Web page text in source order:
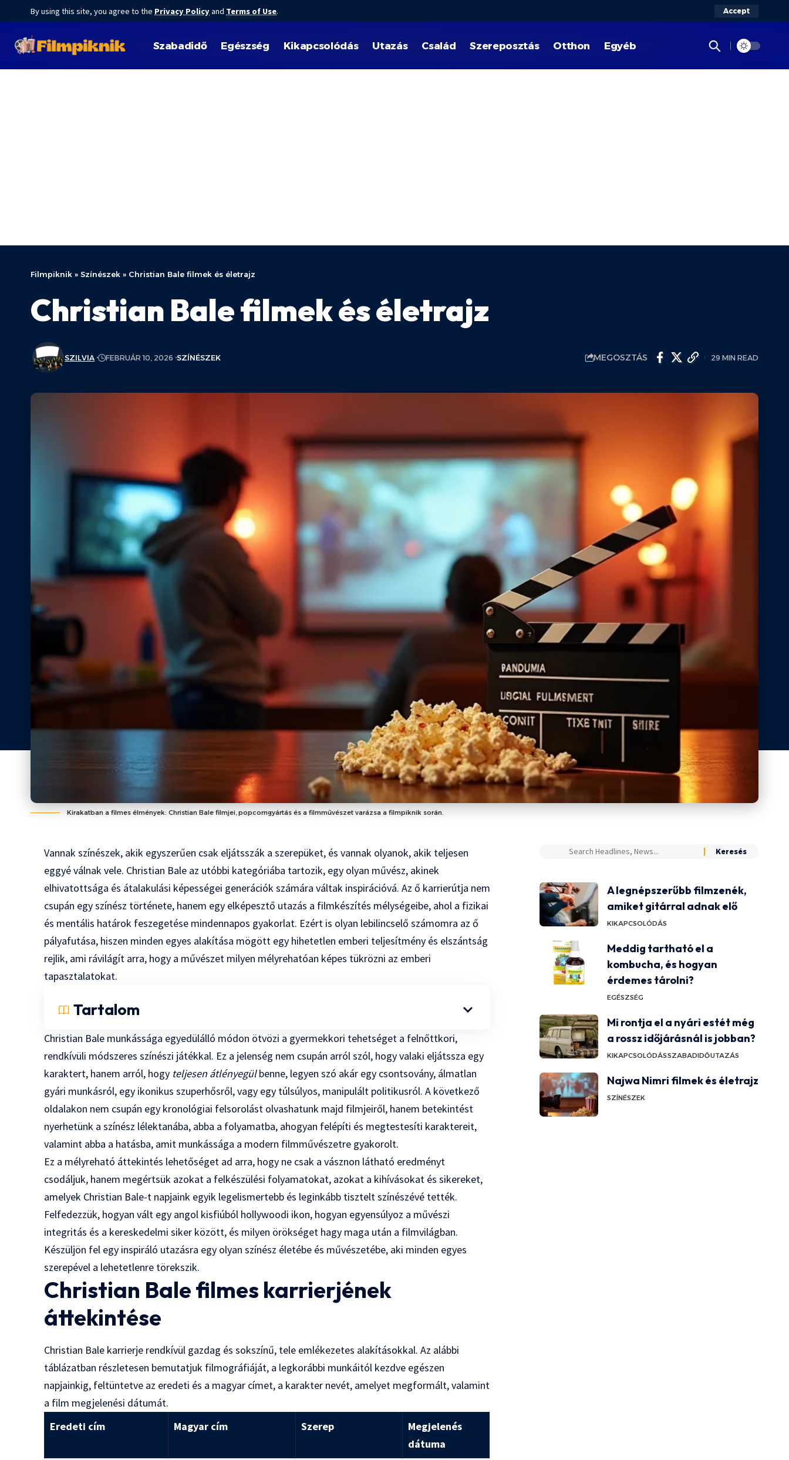
By using this site, you agree to the Privacy Policyand Terms of Use. Accept
Szabadidő Egészség Kikapcsolódás Utazás Család Szereposztás Otthon Egyéb
Filmpiknik » Színészek » Christian Bale filmek és életrajz
Christian Bale filmek és életrajz
SZILVIA FEBRUÁR 10, 2026 SZÍNÉSZEK MEGOSZTÁS 29 MIN READ
Kirakatban a filmes élmények: Christian Bale filmjei, popcorngyártás és a filmművészet varázsa a filmpiknik során.
Vannak színészek, akik egyszerűen csak eljátsszák a szerepüket, és vannak olyanok, akik teljesen
eggyé válnak vele. Christian Bale az utóbbi kategóriába tartozik, egy olyan művész, akinek
elhivatottsága és átalakulási képességei generációk számára váltak inspirációvá. Az ő karrierútja nem
csupán egy színész története, hanem egy elképesztő utazás a filmkészítés mélységeibe, ahol a fizikai
és mentális határok feszegetése mindennapos gyakorlat. Ezért is olyan lebilincselő számomra az ő
pályafutása, hiszen minden egyes alakítása mögött egy hihetetlen emberi teljesítmény és elszántság
rejlik, ami rávilágít arra, hogy a művészet milyen mélyrehatóan képes tükrözni az emberi
tapasztalatokat.
Tartalom
Christian Bale munkássága egyedülálló módon ötvözi a gyermekkori tehetséget a felnőttkori,
rendkívüli módszeres színészi játékkal. Ez a jelenség nem csupán arról szól, hogy valaki eljátssza egy
karaktert, hanem arról, hogy teljesen átlényegülbenne, legyen szó akár egy csontsovány, álmatlan
gyári munkásról, egy ikonikus szuperhősről, vagy egy túlsúlyos, manipulált politikusról. A következő
oldalakon nem csupán egy kronológiai felsorolást olvashatunk majd filmjeiről, hanem betekintést
nyerhetünk a színész lélektanába, abba a folyamatba, ahogyan felépíti és megtestesíti karaktereit,
valamint abba a hatásba, amit munkássága a modern filmművészetre gyakorolt.
Ez a mélyreható áttekintés lehetőséget ad arra, hogy ne csak a vásznon látható eredményt
csodáljuk, hanem megértsük azokat a felkészülési folyamatokat, azokat a kihívásokat és sikereket,
amelyek Christian Bale-t napjaink egyik legelismertebb és leginkább tisztelt színészévé tették.
Felfedezzük, hogyan vált egy angol kisfiúból hollywoodi ikon, hogyan egyensúlyoz a művészi
integritás és a kereskedelmi siker között, és milyen örökséget hagy maga után a filmvilágban.
Készüljön fel egy inspiráló utazásra egy olyan színész életébe és művészetébe, aki minden egyes
szerepével a lehetetlenre törekszik.
Christian Bale filmes karrierjének
áttekintése
Christian Bale karrierje rendkívül gazdag és sokszínű, tele emlékezetes alakításokkal. Az alábbi
táblázatban részletesen bemutatjuk filmográfiáját, a legkorábbi munkáitól kezdve egészen
napjainkig, feltüntetve az eredeti és a magyar címet, a karakter nevét, amelyet megformált, valamint
a film megjelenési dátumát.
Eredeti cím
Magyar cím Szerep
Megjelenés
dátuma
A legnépszerűbb filmzenék,
amiket gitárral adnak elő
KIKAPCSOLÓDÁS
Meddig tartható el a
kombucha, és hogyan
érdemes tárolni?
EGÉSZSÉG
Mi rontja el a nyári estét még
a rossz időjárásnál is jobban?
KIKAPCSOLÓDÁSSZABADIDŐUTAZÁS
Najwa Nimri filmek és életrajz
SZÍNÉSZEK